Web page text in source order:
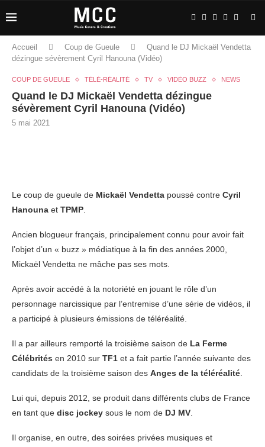
Accueil Coup de Gueule
Quand le DJ Mickaël Vendetta
dézingue sévèrement Cyril Hanouna (Vidéo)
COUP DE GUEULE TÉLÉ-RÉALITÉ TV VIDÉO BUZZ NEWS
Quand le DJ Mickaël Vendetta dézingue
sévèrement Cyril Hanouna (Vidéo)
5 mai 2021
Le coup de gueule de Mickaël Vendetta poussé contre Cyril
Hanouna et TPMP
Ancien blogueur français, principalement connu pour avoir fait
l’objet d’un « buzz » médiatique à la fin des années 2000,
Mickaël Vendetta ne mâche pas ses mots.
Après avoir accédé à la notoriété en jouant le rôle d’un
personnage narcissique par l’entremise d’une série de vidéos, il
a participé à plusieurs émissions de téléréalité.
Il a par ailleurs remporté la troisième saison de La Ferme
Célébrités en 2010 sur TF1 et a fait partie l’année suivante des
candidats de la troisième saison des Anges de la téléréalité
Lui qui, depuis 2012, se produit dans différents clubs de France
en tant que disc jockey sous le nom de DJ MV
Il organise, en outre, des soirées privées musiques et